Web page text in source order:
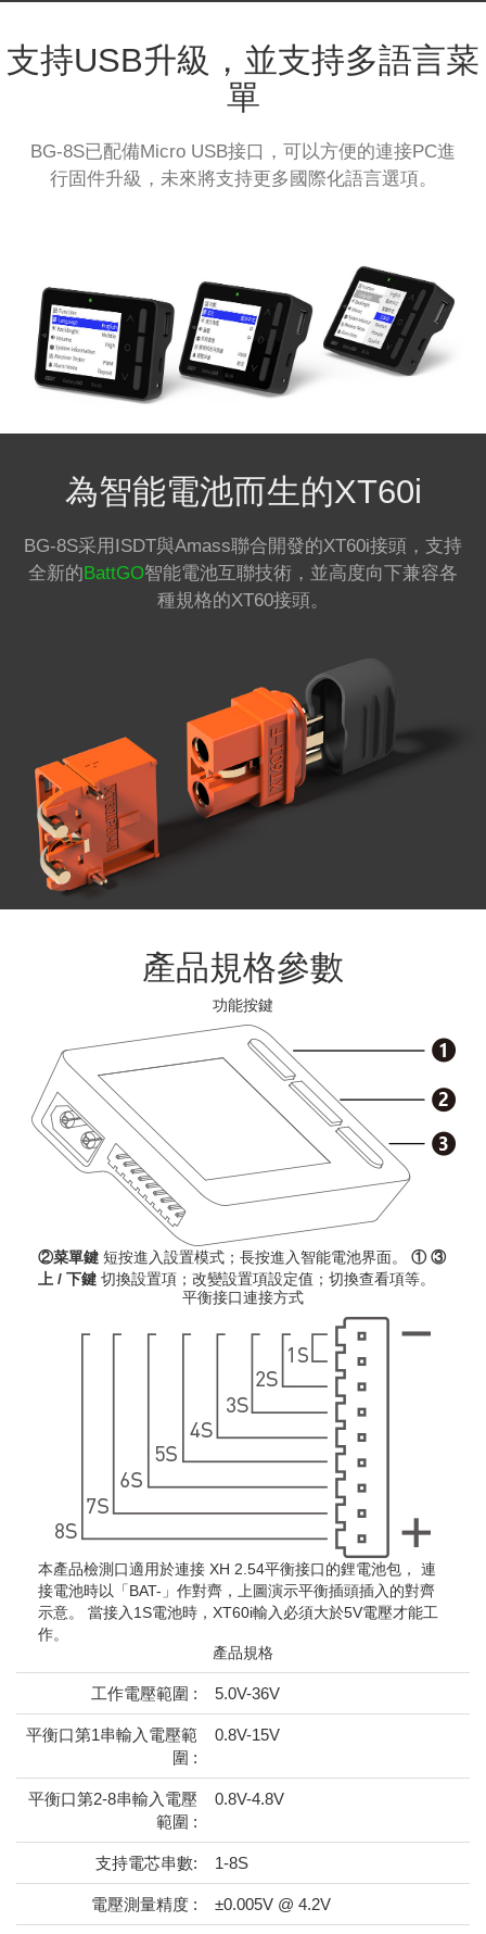
支持USB升級，並支持多語言菜
單
BG-8S已配備Micro USB接口，可以方便的連接PC進
行固件升級，未來將支持更多國際化語言選項。
為智能電池而生的XT60i
BG-8S采用ISDT與Amass聯合開發的XT60i接頭，支持
全新的BattGO智能電池互聯技術，並高度向下兼容各
種規格的XT60接頭。
產品規格參數
功能按鍵
②菜單鍵 短按進入設置模式；長按進入智能電池界面。 ① ③
上 / 下鍵 切換設置項；改變設置項設定值；切換查看項等。
平衡接口連接方式
本產品檢測口適用於連接 XH 2.54平衡接口的鋰電池包， 連
接電池時以「BAT-」作對齊，上圖演示平衡插頭插入的對齊
示意。 當接入1S電池時，XT60i輸入必須大於5V電壓才能工
作。
產品規格
工作電壓範圍 : 5.0V-36V
平衡口第1串輸入電壓範
圍 :
0.8V-15V
平衡口第2-8串輸入電壓
範圍 :
0.8V-4.8V
支持電芯串數: 1-8S
電壓測量精度 : ±0.005V @ 4.2V